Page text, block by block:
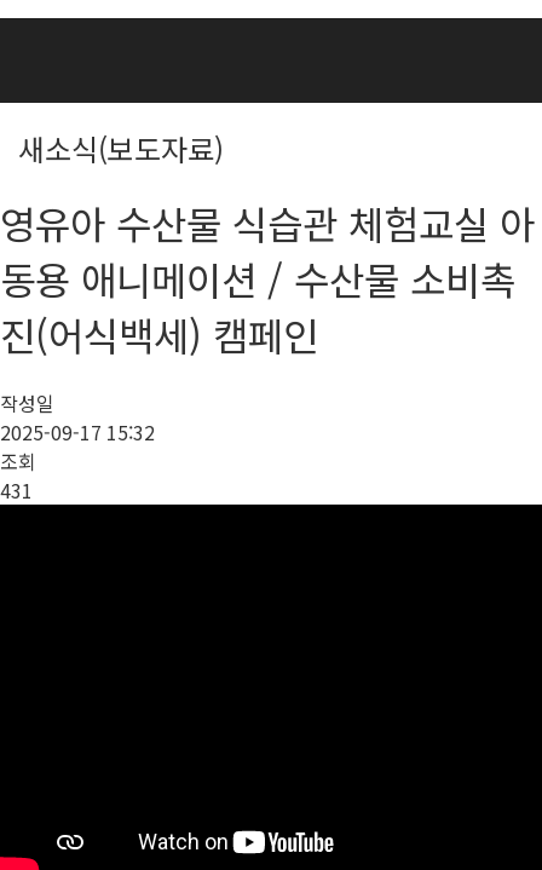
새소식(보도자료)
영유아 수산물 식습관 체험교실 아
동용 애니메이션 / 수산물 소비촉
진(어식백세) 캠페인
작성일
2025-09-17 15:32
조회
431